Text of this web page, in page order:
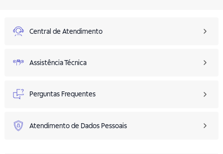
Central de Atendimento
Assistência Técnica
Perguntas Frequentes
Atendimento de Dados Pessoais